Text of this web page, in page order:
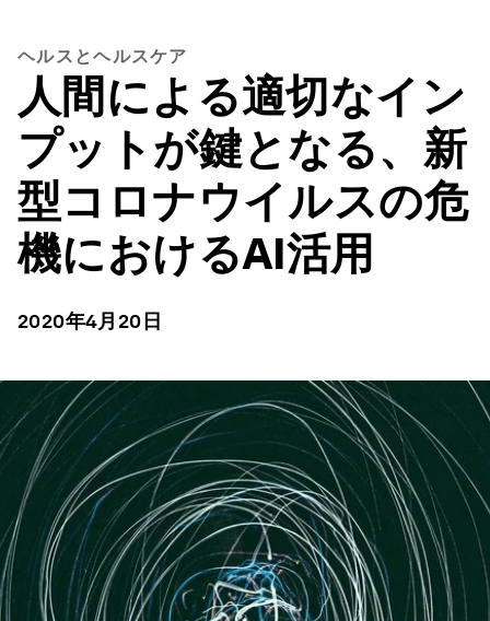
ヘルスとヘルスケア
人間による適切なイン
プットが鍵となる、新
型コロナウイルスの危
機におけるAI活用
2020年4月20日